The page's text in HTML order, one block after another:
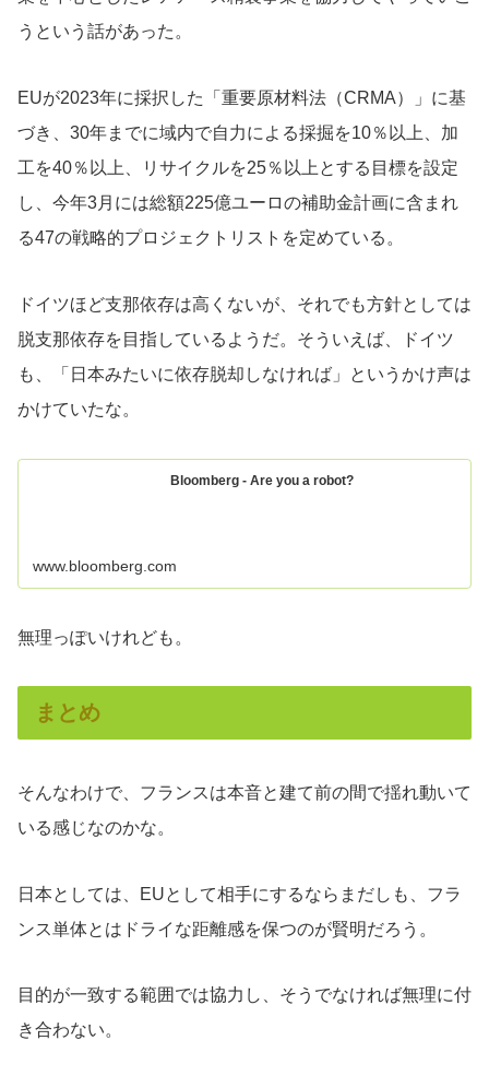
うという話があった。
EUが2023年に採択した「重要原材料法（CRMA）」に基
づき、30年までに域内で自力による採掘を10％以上、加
工を40％以上、リサイクルを25％以上とする目標を設定
し、今年3月には総額225億ユーロの補助金計画に含まれ
る47の戦略的プロジェクトリストを定めている。
ドイツほど支那依存は高くないが、それでも方針としては
脱支那依存を目指しているようだ。そういえば、ドイツ
も、「日本みたいに依存脱却しなければ」というかけ声は
かけていたな。
Bloomberg - Are you a robot?
www.bloomberg.com
無理っぽいけれども。
まとめ
そんなわけで、フランスは本音と建て前の間で揺れ動いて
いる感じなのかな。
日本としては、EUとして相手にするならまだしも、フラ
ンス単体とはドライな距離感を保つのが賢明だろう。
目的が一致する範囲では協力し、そうでなければ無理に付
き合わない。